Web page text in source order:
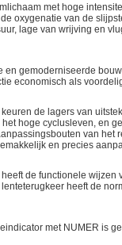
met hoge
oxygenatie van de
lage van wrijving en
en gemoderniseerde
economisch als
de lagers van
hoge cyclusleven, en
van het
en precies
de functionele wijzen
heeft de
met NUMER is